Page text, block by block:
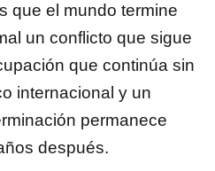
que el mundo termine
un conflicto que sigue
que continúa sin
internacional y un
permanece
después.